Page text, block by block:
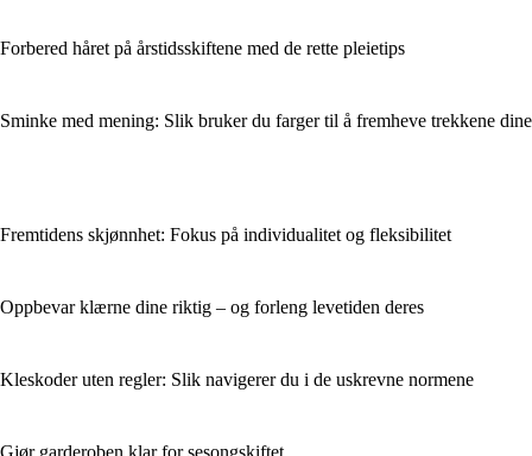
Forbered håret på årstidsskiftene med de rette pleietips
Sminke med mening: Slik bruker du farger til å fremheve trekkene dine
Fremtidens skjønnhet: Fokus på individualitet og fleksibilitet
Oppbevar klærne dine riktig – og forleng levetiden deres
Kleskoder uten regler: Slik navigerer du i de uskrevne normene